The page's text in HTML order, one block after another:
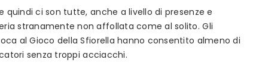
quindi ci son tutte, anche a livello di presenze e
stranamente non affollata come al solito. Gli
al Gioco della Sfiorella hanno consentito almeno di
senza troppi acciacchi.